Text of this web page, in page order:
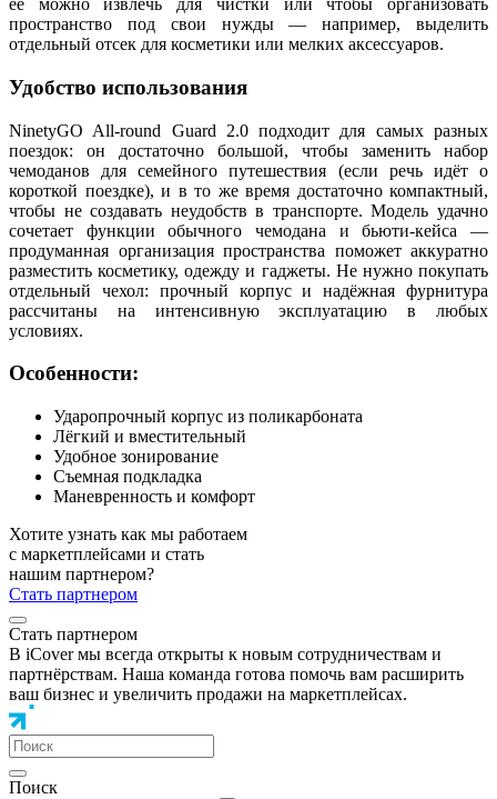
её можно извлечь для чистки или чтобы организовать
пространство под свои нужды — например, выделить
отдельный отсек для косметики или мелких аксессуаров.
Удобство использования
NinetyGO All‑round Guard 2.0 подходит для самых разных
поездок: он достаточно большой, чтобы заменить набор
чемоданов для семейного путешествия (если речь идёт о
короткой поездке), и в то же время достаточно компактный,
чтобы не создавать неудобств в транспорте. Модель удачно
сочетает функции обычного чемодана и бьюти‑кейса —
продуманная организация пространства поможет аккуратно
разместить косметику, одежду и гаджеты. Не нужно покупать
отдельный чехол: прочный корпус и надёжная фурнитура
рассчитаны на интенсивную эксплуатацию в любых
условиях.
Особенности:
Ударопрочный корпус из поликарбоната
Лёгкий и вместительный
Удобное зонирование
Съемная подкладка
Маневренность и комфорт
Хотите узнать как мы работаем
с маркетплейсами и стать
нашим партнером?
Стать партнером
Стать партнером
В iCover мы всегда открыты к новым сотрудничествам и
партнёрствам. Наша команда готова помочь вам расширить
ваш бизнес и увеличить продажи на маркетплейсах.
Поиск